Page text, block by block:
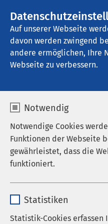
Auf unserer Webseite
davon werden zwingend
andere ermöglichen, Ihre
Webseite zu verbessern.
Notwendig
Notwendige Cookies
Funktionen der Webseite
gewährleistet, dass die
funktioniert.
Anbieter sgalinski
Statistiken
Statistik-Cookies erfassen
AMEOS Reha Klinikum
Zuweisende